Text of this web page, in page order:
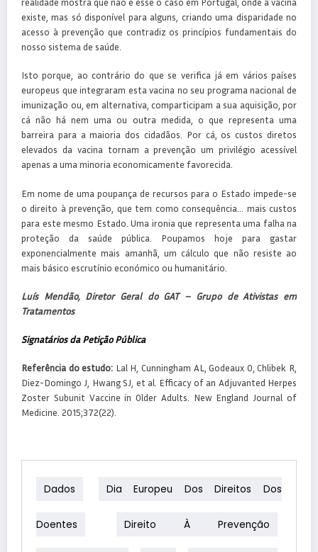
existe, mas só disponível para alguns, criando uma disparidade no
acesso à prevenção que contradiz os princípios fundamentais do
nosso sistema de saúde.
Isto porque, ao contrário do que se verifica já em vários países
europeus que integraram esta vacina no seu programa nacional de
imunização ou, em alternativa, comparticipam a sua aquisição, por
cá não há nem uma ou outra medida, o que representa uma
barreira para a maioria dos cidadãos. Por cá, os custos diretos
elevados da vacina tornam a prevenção um privilégio acessível
apenas a uma minoria economicamente favorecida.
Em nome de uma poupança de recursos para o Estado impede-se
o direito à prevenção, que tem como consequência… mais custos
para este mesmo Estado. Uma ironia que representa uma falha na
proteção da saúde pública. Poupamos hoje para gastar
exponencialmente mais amanhã, um cálculo que não resiste ao
mais básico escrutínio económico ou humanitário.
Luís Mendão, Diretor Geral do GAT – Grupo de Ativistas em
Tratamentos
Signatários da Petição Pública
Referência do estudo: Lal H, Cunningham AL, Godeaux O, Chlibek R,
Diez-Domingo J, Hwang SJ, et al. Efficacy of an Adjuvanted Herpes
Zoster Subunit Vaccine in Older Adults. New England Journal of
Medicine. 2015;372(22).
Dados Dia Europeu Dos Direitos Dos
Doentes Direito À Prevenção